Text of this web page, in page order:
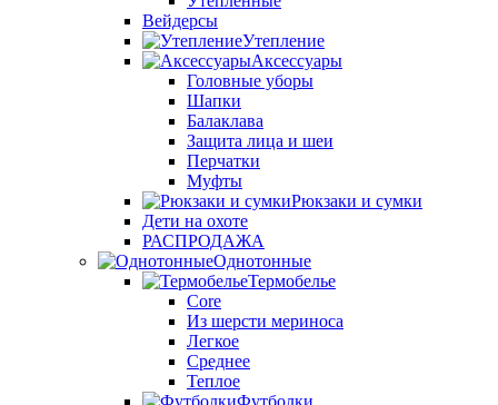
Вейдерсы
Утепление
Аксессуары
Головные уборы
Шапки
Балаклава
Защита лица и шеи
Перчатки
Муфты
Рюкзаки и сумки
Дети на охоте
РАСПРОДАЖА
Однотонные
Термобелье
Core
Из шерсти мериноса
Легкое
Среднее
Теплое
Футболки